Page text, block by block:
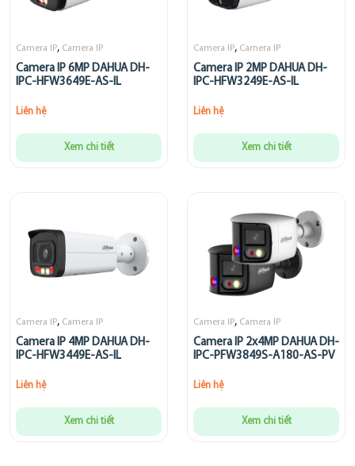
Camera IP, Camera IP
Camera IP 6MP DAHUA DH-
IPC-HFW3649E-AS-IL
Liên hệ
Xem chi tiết
Camera IP, Camera IP
Camera IP 2MP DAHUA DH-
IPC-HFW3249E-AS-IL
Liên hệ
Xem chi tiết
Camera IP, Camera IP
Camera IP 4MP DAHUA DH-
IPC-HFW3449E-AS-IL
Liên hệ
Xem chi tiết
Camera IP, Camera IP
Camera IP 2x4MP DAHUA DH-
IPC-PFW3849S-A180-AS-PV
Liên hệ
Xem chi tiết